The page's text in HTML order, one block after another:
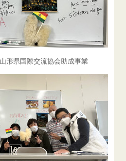
形県国際交流協会助成事業